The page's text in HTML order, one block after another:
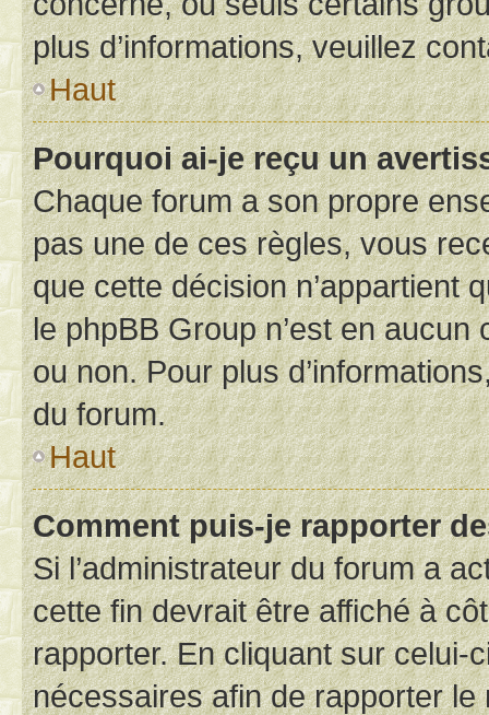
plus d’informations, veuillez
Haut
Pourquoi ai-je reçu un
Chaque forum a son propre
pas une de ces règles, vous
que cette décision n’appartient
le phpBB Group n’est en
ou non. Pour plus
du forum.
Haut
Comment puis-je rapporter
Si l’administrateur du forum a
cette fin devrait être affiché à
rapporter. En cliquant sur celui-
nécessaires afin de rapporter le